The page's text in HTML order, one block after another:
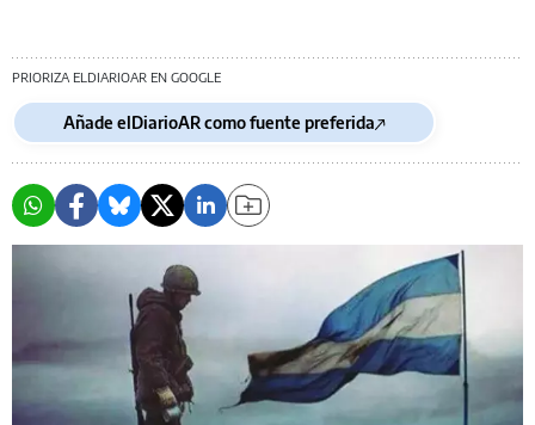
PRIORIZA ELDIARIOAR EN GOOGLE
Añade elDiarioAR como fuente preferida